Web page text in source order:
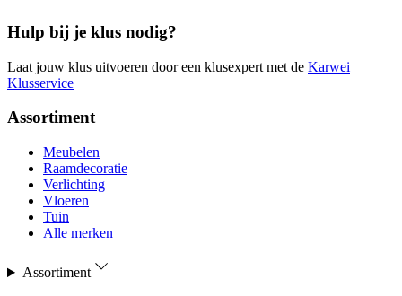
Hulp bij je klus nodig?
Laat jouw klus uitvoeren door een klusexpert met de Karwei
Klusservice
Assortiment
Meubelen
Raamdecoratie
Verlichting
Vloeren
Tuin
Alle merken
Assortiment